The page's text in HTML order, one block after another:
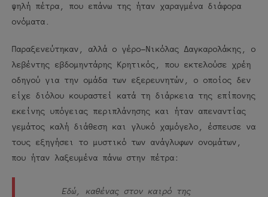
ψηλή πέτρα, που επάνω της ήταν χαραγμένα διάφορα
ονόματα.
Παραξενεύτηκαν, αλλά ο γέρο-Νικόλας Δαγκαρολάκης, ο
λεβέντης εβδομηντάρης Κρητικός, που εκτελούσε χρέη
οδηγού για την ομάδα των εξερευνητών, ο οποίος δεν
είχε διόλου κουραστεί κατά τη διάρκεια της επίπονης
εκείνης υπόγειας περιπλάνησης και ήταν απεναντίας
γεμάτος καλή διάθεση και γλυκό χαμόγελο, έσπευσε να
τους εξηγήσει το μυστικό των ανάγλυφων ονομάτων,
που ήταν λαξευμένα πάνω στην πέτρα:
Εδώ, καθένας στον καιρό της